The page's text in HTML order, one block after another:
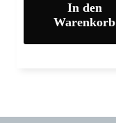
In den
Warenkorb